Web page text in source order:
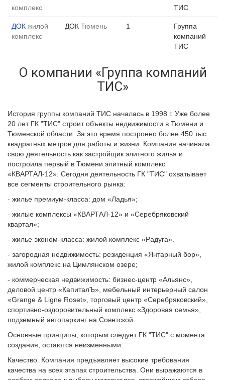
комплекс
ТИС
ДОК жилой
комплекс
ДОК Тюмень 1
Группа
компаний
ТИС
О компании «Группа компаний
ТИС»
История группы компаний ТИС началась в 1998 г. Уже более
20 лет ГК "ТИС" строит объекты недвижимости в Тюмени и
Тюменской области. За это время построено более 450 тыс.
квадратных метров для работы и жизни. Компания начинала
свою деятельность как застройщик элитного жилья и
построила первый в Тюмени элитный комплекс
«КВАРТАЛ-12». Сегодня деятельность ГК "ТИС" охватывает
все сегменты строительного рынка:
- жилье премиум-класса: дом «Ладья»;
- жилые комплексы «КВАРТАЛ-12» и «Серебряковский
квартал»;
- жилье эконом-класса: жилой комплекс «Радуга».
- загородная недвижимость: резиденция «Янтарный бор»,
жилой комплекс на Цимлянском озере;
- коммерческая недвижимость: бизнес-центр «Альянс»,
деловой центр «КапиталЪ», мебельный интерьерный салон
«Grange & Ligne Roset», торговый центр «Серебряковский»,
спортивно-оздоровительный комплекс «Здоровая семья»,
подземный автопаркинг на Советской.
Основные принципы, которым следует ГК "ТИС" с момента
создания, остаются неизменными:
Качество. Компания предъявляет высокие требования
качества на всех этапах строительства. Они выражаются в